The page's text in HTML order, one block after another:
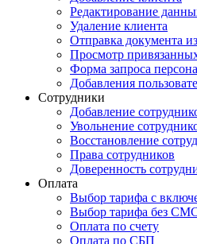
Редактирование
Удаление клиента
Отправка документа
Просмотр
Форма запроса
Добавления
Сотрудники
Добавление
Увольнение
Восстановление
Права сотрудников
Доверенность
Оплата
Выбор тарифа с
Выбор тарифа без
Оплата по счету
Оплата по СБП